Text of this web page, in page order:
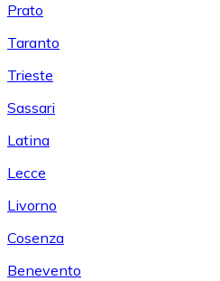
Prato
Taranto
Trieste
Sassari
Latina
Lecce
Livorno
Cosenza
Benevento